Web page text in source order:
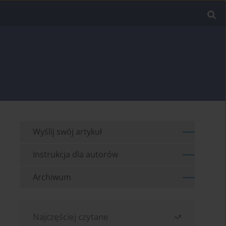
Wyślij swój artykuł
Instrukcja dla autorów
Archiwum
Najczęściej czytane